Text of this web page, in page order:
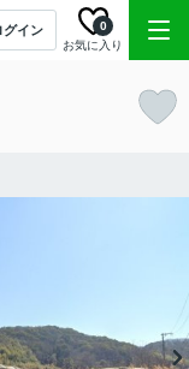
グイン
お気に入り
0